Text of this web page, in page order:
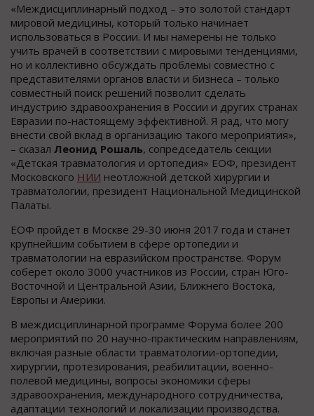
«Междисциплинарный подход – это золотой стандарт
мировой медицины, который только начинает
использоваться в России. И мы намерены не только
учить врачей в соответствии с мировыми тенденциями,
но и коллективно обсуждать проблемы совместно с
представителями органов власти и бизнеса – только
совместный поиск решений позволит сделать
индустрию здравоохранения в России и других странах
Евразии по-настоящему эффективной. Я рад, что могу
внести свой вклад в организацию такого мероприятия»,
– сказал Леонид Рошаль, сопредседатель секции
«Детская травматология и ортопедия» ЕОФ, президент
Московского НИИ неотложной детской хирургии и
травматологии, президент Национальной Медицинской
Палаты.
ЕОФ пройдет в Москве 29-30 июня 2017 года и станет
крупнейшим событием в сфере ортопедии и
травматологии на евразийском пространстве. Форум
соберет около 3000 участников из России, стран Юго-
Восточной и Центральной Азии, Ближнего Востока,
Европы и Америки.
В междисциплинарной программе Форума более 200
мероприятий по 20 научно-практическим направлениям,
включая разные области травматологии-ортопедии,
хирургии, протезирования, реабилитации, военно-
полевой медицины, вопросы экономики сферы
здравоохранения, международного сотрудничества,
адаптации технологий и локализации производства.